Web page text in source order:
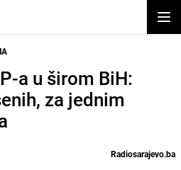
a u širom BiH:
za jednim
Radiosarajevo.ba